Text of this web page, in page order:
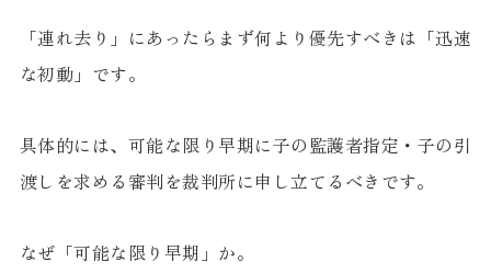
「連れ去り」にあったらまず何より優先すべきは「迅速
な初動」です。
具体的には、可能な限り早期に子の監護者指定・子の引
渡しを求める審判を裁判所に申し立てるべきです。
なぜ「可能な限り早期」か。